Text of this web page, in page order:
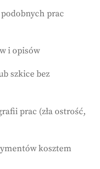
prac
i opisów
szkice bez
prac (zła ostrość,
kosztem